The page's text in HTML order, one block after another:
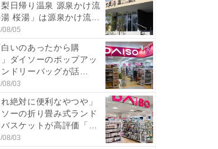
梨日帰り温泉 源泉かけ流
湯 桜湯」は源泉かけ流...
08/05
白いのあったから購
」ダイソーのポップアッ
ドリーバッグが話
さま...
08/03
れ絶対に便利なやつや」
ソーの折り畳み式ランド
バスケットが高評価「使
08/03